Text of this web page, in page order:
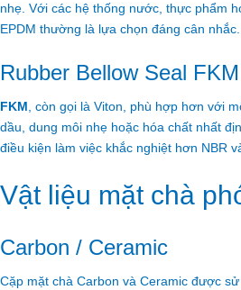
nhẹ. Với các hệ thống nước, thực phẩm
EPDM thường là lựa chọn đáng cân nhắc.
Rubber Bellow Seal
FKM , còn gọi là Viton, phù hợp hơn với
dầu, dung môi nhẹ hoặc hóa chất nhất
điều kiện làm việc khắc nghiệt hơn NBR
Vật liệu mặt chà
Carbon / Ceramic
Cặp mặt chà Carbon và Ceramic được